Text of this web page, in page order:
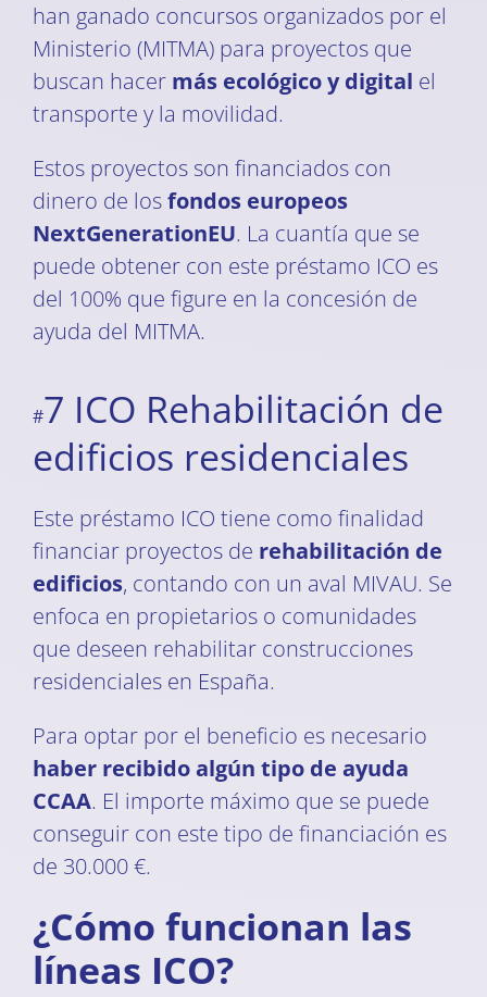
han ganado concursos organizados por el
Ministerio (MITMA) para proyectos que
buscan hacer más ecológico y digital el
transporte y la movilidad.
Estos proyectos son financiados con
dinero de losfondos europeos
NextGenerationEU. La cuantía que se
puede obtener con este préstamo ICO es
del 100% que figure en la concesión de
ayuda del MITMA.
#7 ICO Rehabilitación de
edificios residenciales
Este préstamo ICO tiene como finalidad
financiar proyectos de rehabilitación de
edificios, contando con un aval MIVAU. Se
enfoca en propietarios o comunidades
que deseen rehabilitar construcciones
residenciales en España.
Para optar por el beneficio es necesario
haber recibido algún tipo de ayuda
CCAA. El importe máximo que se puede
conseguir con este tipo de financiación es
de 30.000 €.
¿Cómo funcionan las
líneas ICO?